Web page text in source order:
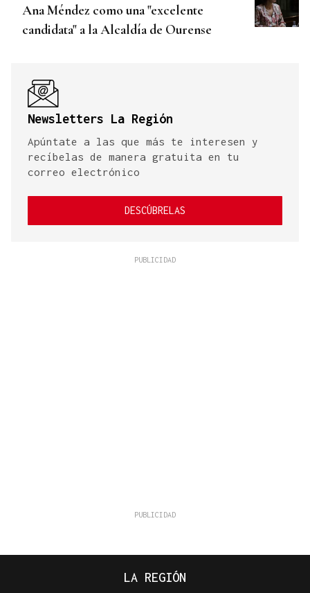
Ana Méndez como una "excelente
candidata" a la Alcaldía de Ourense
Newsletters La Región
Apúntate a las que más te interesen y
recíbelas de manera gratuita en tu
correo electrónico
DESCÚBRELAS
LA REGIÓN